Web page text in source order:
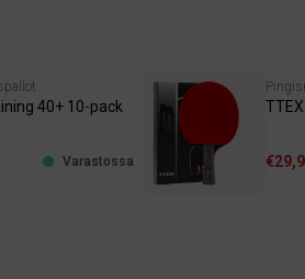
40+ 10-pack
Varastossa